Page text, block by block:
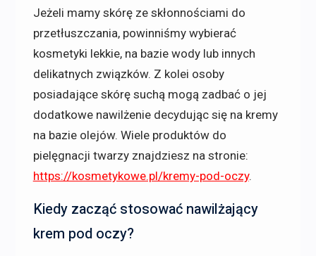
Jeżeli mamy skórę ze skłonnościami do
przetłuszczania, powinniśmy wybierać
kosmetyki lekkie, na bazie wody lub innych
delikatnych związków. Z kolei osoby
posiadające skórę suchą mogą zadbać o jej
dodatkowe nawilżenie decydując się na kremy
na bazie olejów. Wiele produktów do
pielęgnacji twarzy znajdziesz na stronie:
https://kosmetykowe.pl/kremy-pod-oczy.
Kiedy zacząć stosować nawilżający
krem pod oczy?